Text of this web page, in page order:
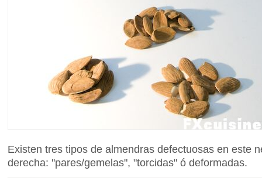
Existen tres tipos de almendras defectuosas en este
derecha: ''pares/gemelas", "torcidas" ó deformadas.